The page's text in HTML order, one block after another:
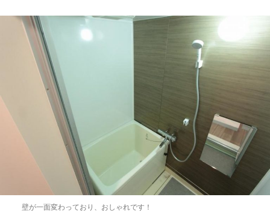
壁が一面変わっており、おしゃれです！